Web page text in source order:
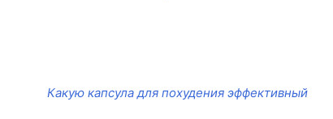
Какую капсула для похудения эффективный